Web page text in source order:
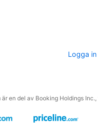
Logga
är en del av Booking Holdings